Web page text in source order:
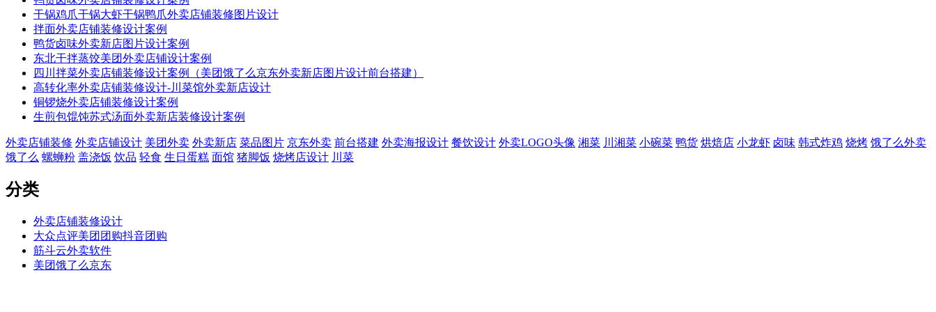
干锅鸡爪干锅大虾干锅鸭爪外卖店铺装修图片设计
拌面外卖店铺装修设计案例
鸭货卤味外卖新店图片设计案例
东北干拌蒸饺美团外卖店铺设计案例
四川拌菜外卖店铺装修设计案例（美团饿了么京东外卖新店图片设计前台搭建）
高转化率外卖店铺装修设计-川菜馆外卖新店设计
铜锣烧外卖店铺装修设计案例
生煎包馄饨苏式汤面外卖新店装修设计案例
外卖店铺装修 外卖店铺设计 美团外卖 外卖新店 菜品图片 京东外卖 前台搭建 外卖海报设计 餐饮设计 外卖LOGO头像 湘菜 川湘菜 小碗菜 鸭货 烘焙店 小龙虾 卤味 韩式炸鸡 烧烤 饿了么外卖
饿了么 螺蛳粉 盖浇饭 饮品 轻食 生日蛋糕 面馆 猪脚饭 烧烤店设计 川菜
分类
外卖店铺装修设计
大众点评美团团购抖音团购
筋斗云外卖软件
美团饿了么京东